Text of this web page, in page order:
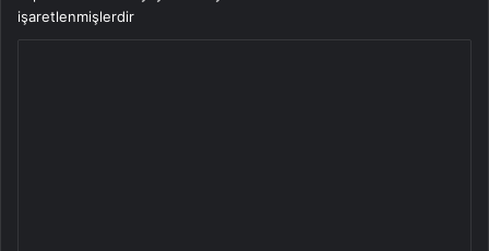
işaretlenmişlerdir